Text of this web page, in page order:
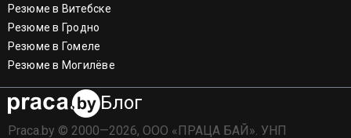
Резюме в Витебске
Резюме в Гродно
Резюме в Гомеле
Резюме в Могилёве
Блог
Praca.by © 2000—2026, ООО «ПРАЦА БАЙ». УНП